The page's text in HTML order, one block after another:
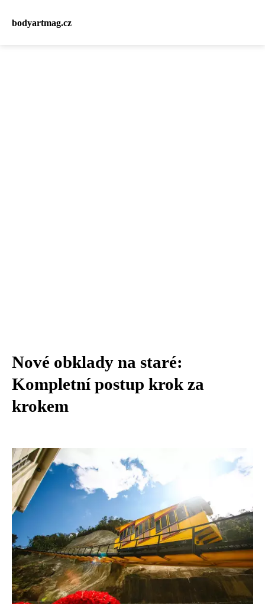
bodyartmag.cz
Nové obklady na staré:
Kompletní postup krok za
krokem